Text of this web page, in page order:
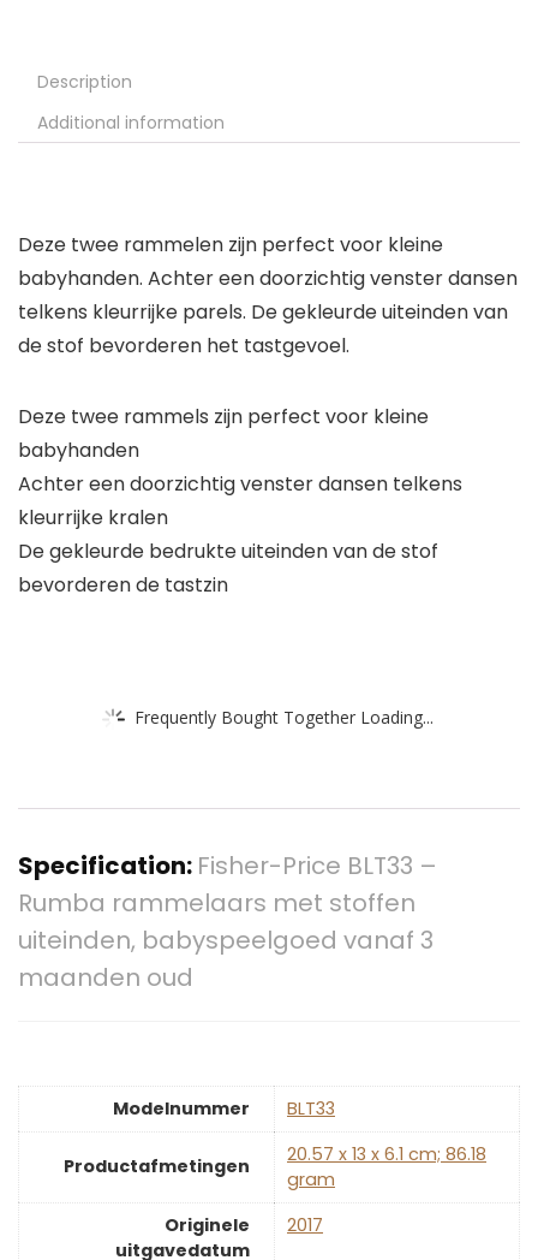
Description
Additional information
Deze twee rammelen zijn perfect voor kleine
babyhanden. Achter een doorzichtig venster dansen
telkens kleurrijke parels. De gekleurde uiteinden van
de stof bevorderen het tastgevoel.
Deze twee rammels zijn perfect voor kleine
babyhanden
Achter een doorzichtig venster dansen telkens
kleurrijke kralen
De gekleurde bedrukte uiteinden van de stof
bevorderen de tastzin
Frequently Bought Together Loading...
Specification: Fisher-Price BLT33 –
Rumba rammelaars met stoffen
uiteinden, babyspeelgoed vanaf 3
maanden oud
Modelnummer ‎BLT33
Productafmetingen
‎20.57 x 13 x 6.1 cm; 86.18
gram
Originele
uitgavedatum
‎2017